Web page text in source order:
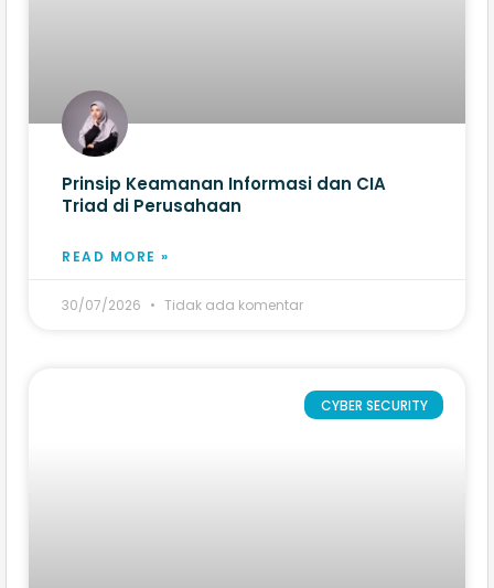
Prinsip Keamanan Informasi dan CIA
Triad di Perusahaan
READ MORE »
30/07/2026 Tidak ada komentar
CYBER SECURITY